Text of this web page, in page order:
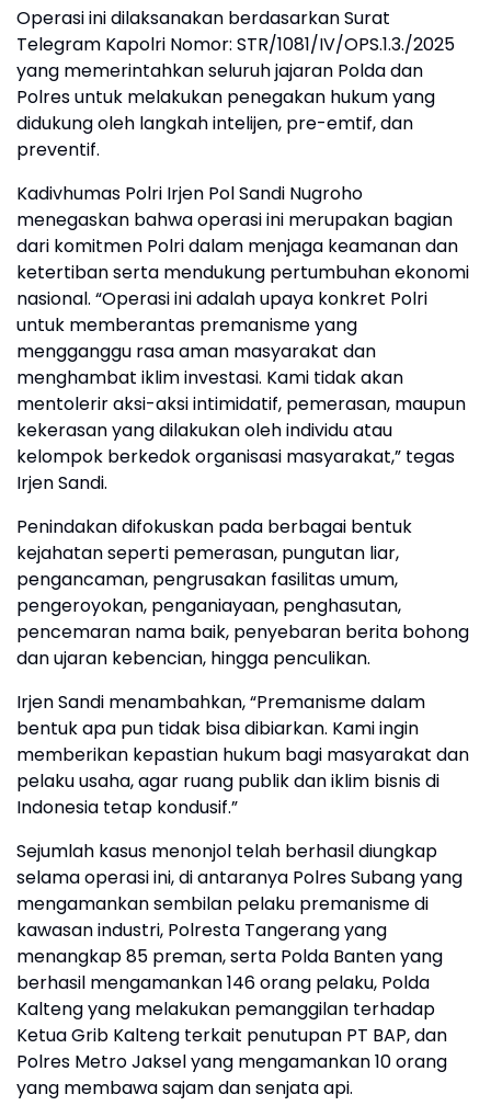
Operasi ini dilaksanakan berdasarkan Surat
Telegram Kapolri Nomor: STR/1081/IV/OPS.1.3./2025
yang memerintahkan seluruh jajaran Polda dan
Polres untuk melakukan penegakan hukum yang
didukung oleh langkah intelijen, pre-emtif, dan
preventif.
Kadivhumas Polri Irjen Pol Sandi Nugroho
menegaskan bahwa operasi ini merupakan bagian
dari komitmen Polri dalam menjaga keamanan dan
ketertiban serta mendukung pertumbuhan ekonomi
nasional. “Operasi ini adalah upaya konkret Polri
untuk memberantas premanisme yang
mengganggu rasa aman masyarakat dan
menghambat iklim investasi. Kami tidak akan
mentolerir aksi-aksi intimidatif, pemerasan, maupun
kekerasan yang dilakukan oleh individu atau
kelompok berkedok organisasi masyarakat,” tegas
Irjen Sandi.
Penindakan difokuskan pada berbagai bentuk
kejahatan seperti pemerasan, pungutan liar,
pengancaman, pengrusakan fasilitas umum,
pengeroyokan, penganiayaan, penghasutan,
pencemaran nama baik, penyebaran berita bohong
dan ujaran kebencian, hingga penculikan.
Irjen Sandi menambahkan, “Premanisme dalam
bentuk apa pun tidak bisa dibiarkan. Kami ingin
memberikan kepastian hukum bagi masyarakat dan
pelaku usaha, agar ruang publik dan iklim bisnis di
Indonesia tetap kondusif.”
Sejumlah kasus menonjol telah berhasil diungkap
selama operasi ini, di antaranya Polres Subang yang
mengamankan sembilan pelaku premanisme di
kawasan industri, Polresta Tangerang yang
menangkap 85 preman, serta Polda Banten yang
berhasil mengamankan 146 orang pelaku, Polda
Kalteng yang melakukan pemanggilan terhadap
Ketua Grib Kalteng terkait penutupan PT BAP, dan
Polres Metro Jaksel yang mengamankan 10 orang
yang membawa sajam dan senjata api.